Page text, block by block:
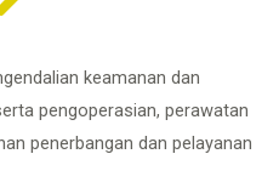
keamanan dan
pengoperasian, perawatan
penerbangan dan pelayanan